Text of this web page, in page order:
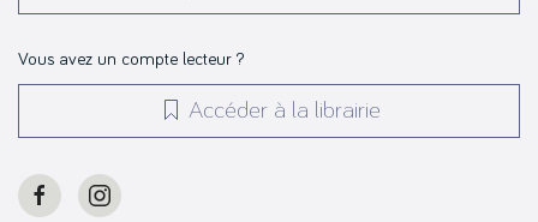
Vous avez un compte lecteur ?
Accéder à la librairie